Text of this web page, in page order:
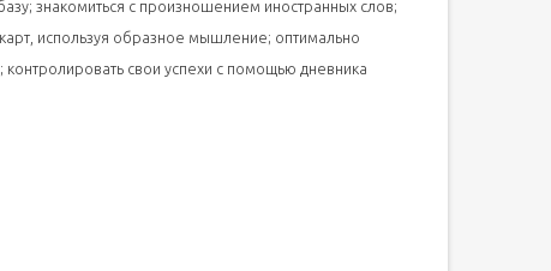
знакомиться с произношением иностранных слов;
используя образное мышление; оптимально
свои успехи с помощью дневника